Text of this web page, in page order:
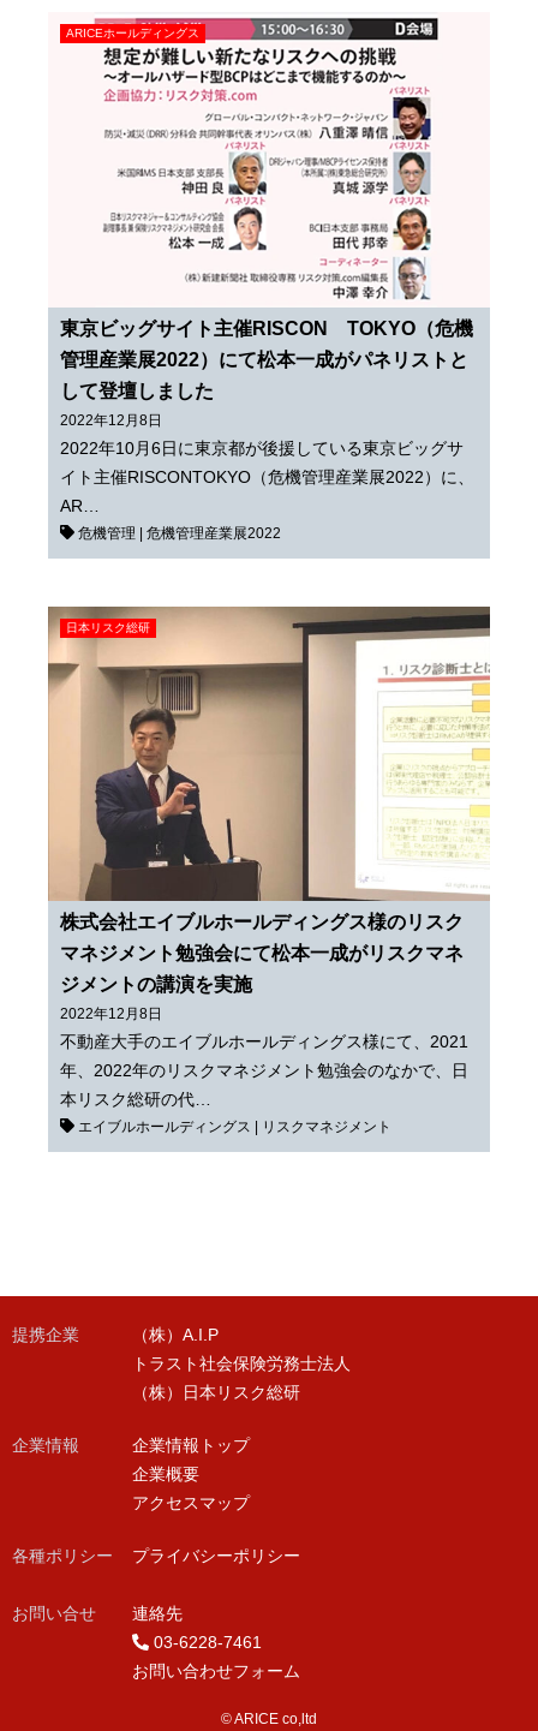
ARICEホールディングス
東京ビッグサイト主催RISCON TOKYO（危機
管理産業展2022）にて松本一成がパネリストと
して登壇しました
2022年12月8日
2022年10月6日に東京都が後援している東京ビッグサ
イト主催RISCONTOKYO（危機管理産業展2022）に、
AR…
危機管理 | 危機管理産業展2022
日本リスク総研
株式会社エイブルホールディングス様のリスク
マネジメント勉強会にて松本一成がリスクマネ
ジメントの講演を実施
2022年12月8日
不動産大手のエイブルホールディングス様にて、2021
年、2022年のリスクマネジメント勉強会のなかで、日
本リスク総研の代…
エイブルホールディングス | リスクマネジメント
提携企業
（株）A.I.P
トラスト社会保険労務士法人
（株）日本リスク総研
企業情報
企業情報トップ
企業概要
アクセスマップ
各種ポリシー
お問い合せ
プライバシーポリシー
連絡先
03-6228-7461
お問い合わせフォーム
© ARICE co,ltd